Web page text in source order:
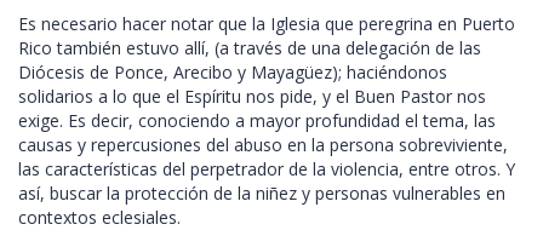
Es necesario hacer notar que la Iglesia que peregrina en Puerto
Rico también estuvo allí, (a través de una delegación de las
Diócesis de Ponce, Arecibo y Mayagüez); haciéndonos
solidarios a lo que el Espíritu nos pide, y el Buen Pastor nos
exige. Es decir, conociendo a mayor profundidad el tema, las
causas y repercusiones del abuso en la persona sobreviviente,
las características del perpetrador de la violencia, entre otros. Y
así, buscar la protección de la niñez y personas vulnerables en
contextos eclesiales.